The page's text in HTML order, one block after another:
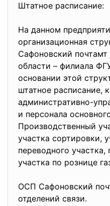
Штатное расписание:
На данном
организационная
Сафоновский
области – филиала
основании этой
штатное расписание,
административно-
и персонала
Производственный
участка сортировки,
переводного
участка по рознице
ОСП Сафоновский
отделений связи.